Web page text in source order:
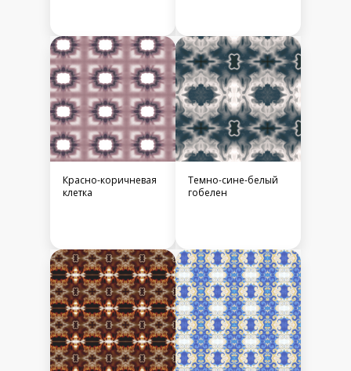
Красно-коричневая
клетка
Темно-сине-белый
гобелен